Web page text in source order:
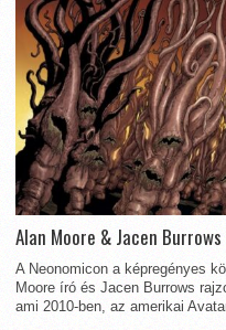
Alan Moore & Jacen
A Neonomicon a képregényes
Moore író és Jacen Burrows
ami 2010-ben, az amerikai